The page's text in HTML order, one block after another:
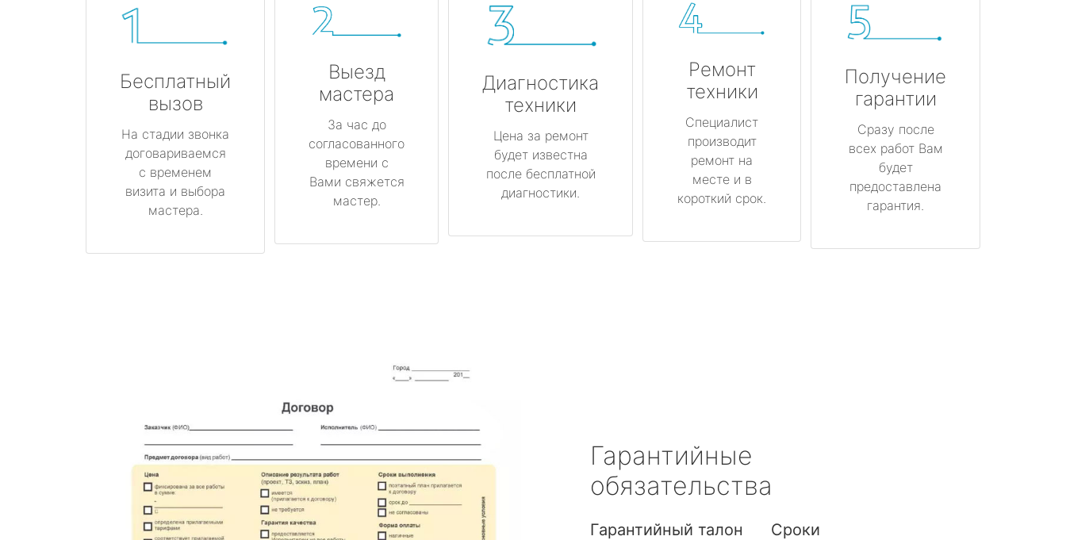
Бесплатный
вызов
На стадии звонка
договариваемся
с временем
визита и выбора
мастера.
Выезд
мастера
За час до
согласованного
времени с
Вами свяжется
мастер.
Диагностика
техники
Цена за ремонт
будет известна
после бесплатной
диагностики.
Ремонт
техники
Специалист
производит
ремонт на
месте и в
короткий срок.
Получение
гарантии
Сразу после
всех работ Вам
будет
предоставлена
гарантия.
Гарантийные
обязательства
Гарантийный талон Сроки